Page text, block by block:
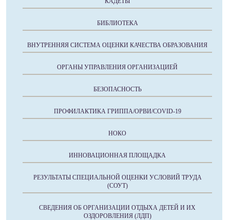
БИБЛИОТЕКА
ВНУТРЕННЯЯ СИСТЕМА ОЦЕНКИ КАЧЕСТВА ОБРАЗОВАНИЯ
ОРГАНЫ УПРАВЛЕНИЯ ОРГАНИЗАЦИЕЙ
БЕЗОПАСНОСТЬ
ПРОФИЛАКТИКА ГРИППА/ОРВИ/COVID-19
НОКО
ИННОВАЦИОННАЯ ПЛОЩАДКА
РЕЗУЛЬТАТЫ СПЕЦИАЛЬНОЙ ОЦЕНКИ УСЛОВИЙ ТРУДА
(СОУТ)
СВЕДЕНИЯ ОБ ОРГАНИЗАЦИИ ОТДЫХА ДЕТЕЙ И ИХ
ОЗДОРОВЛЕНИЯ (ЛДП)